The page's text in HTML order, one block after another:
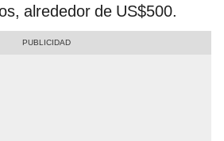
alrededor de US$500.